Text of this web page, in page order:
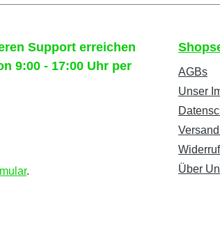
Support erreichen
9:00 - 17:00 Uhr per
.
AGBs
Unser
Über